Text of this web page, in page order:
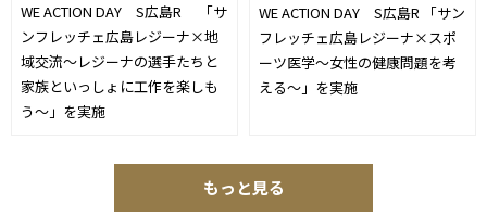
WE ACTION DAY S広島R 「サ
ンフレッチェ広島レジーナ×地
域交流～レジーナの選手たちと
家族といっしょに工作を楽しも
う～」を実施
WE ACTION DAY S広島R 「サン
フレッチェ広島レジーナ×スポ
ーツ医学～女性の健康問題を考
える～」を実施
もっと見る